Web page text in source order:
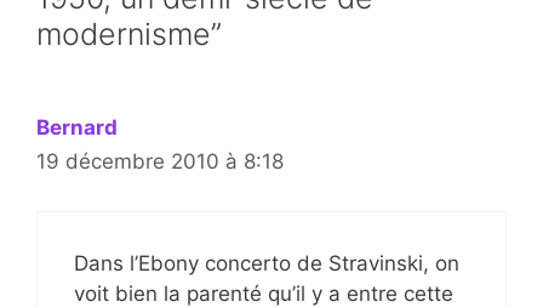
modernisme”
Bernard
19 décembre 2010 à 8:18
Dans l’Ebony concerto de Stravinski, on
voit bien la parenté qu’il y a entre cette